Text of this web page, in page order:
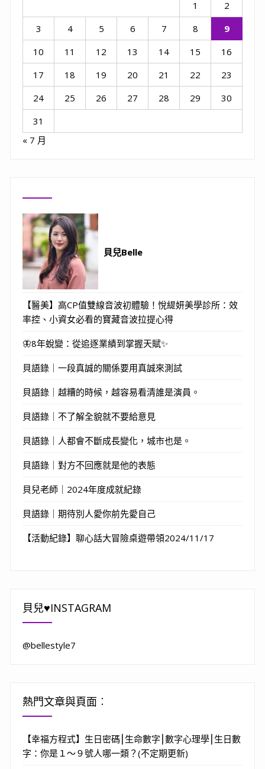
1
2
3
4 5 6 7 8
9
10
11 12 13 14 15
16
17
18 19 20 21 22
23
24
25 26 27 28 29
30
31
« 7 月
貝兒Belle
【醫美】高CP值雙線音波初體驗！悅緹妍美學診所：效
率控、小資女必看的寶藏音波拉提心得
🦋8年蛻變：從追逐業績到掌握天賦✨
貝語錄｜一段真誠的關係要用真誠來測試
貝語錄｜越糟的時候，越容易看清誰是演員。
貝語錄｜不了解全貌就不要給意見
貝語錄｜人都會不斷成長變化，城市也是。
貝語錄｜對方不回應就是他的表態
貝兒老師｜2024年度成就紀錄
貝語錄｜期待別人愛你前先愛自己
【活動紀錄】聊心話大冒險桌遊帶領2024/11/17
貝兒♥INSTAGRAM
@bellestyle7
熱門文章與頁面︰
【幸福方程式】生日密碼⎮生命數字⎮數字心理學⎮生日數
字：你是１～９號人哪一類？(不定期更新)